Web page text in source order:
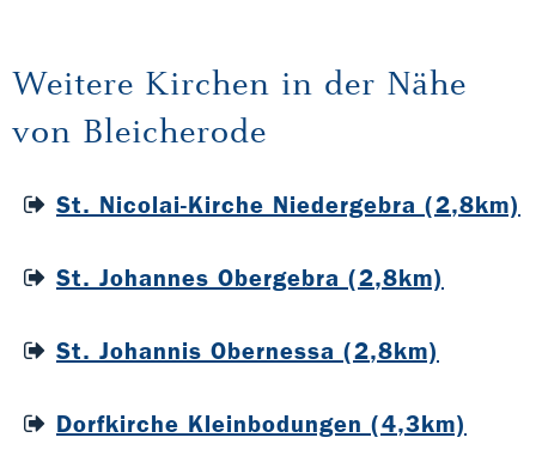
Weitere Kirchen in der Nähe
von Bleicherode
St. Nicolai-Kirche Niedergebra (2,8km)
St. Johannes Obergebra (2,8km)
St. Johannis Obernessa (2,8km)
Dorfkirche Kleinbodungen (4,3km)